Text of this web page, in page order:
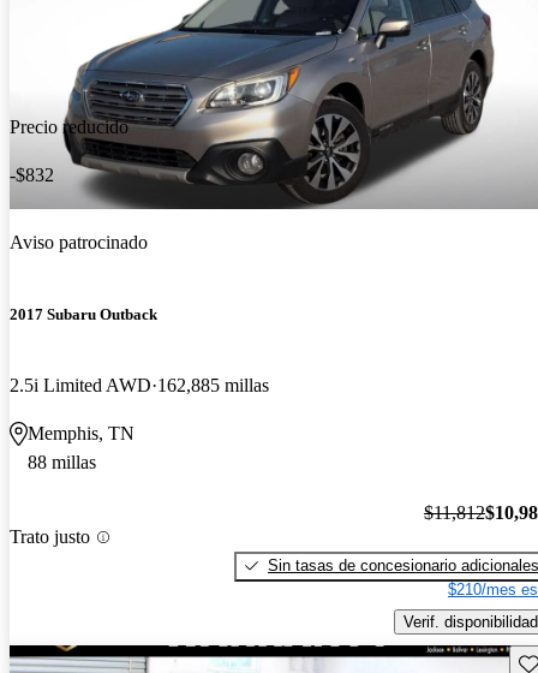
Precio reducido
-$832
Aviso patrocinado
2017 Subaru Outback
2.5i Limited AWD 162,885 millas
Memphis, TN
88 millas
Trato justo
$11,812
Sin tasas de concesionario adicionales
$210/mes
Verif. disponibilidad